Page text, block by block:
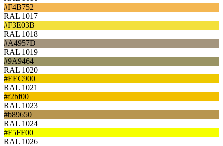
#F4B752
RAL 1017
#F3E03B
RAL 1018
#A4957D
RAL 1019
#9A9464
RAL 1020
#EEC900
RAL 1021
#f2bf00
RAL 1023
#b89650
RAL 1024
#F5FF00
RAL 1026